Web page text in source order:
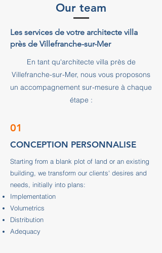
Our team
Les services de votre architecte villa
près de Villefranche-sur-Mer
En tant qu'architecte villa près de
Villefranche-sur-Mer, nous vous proposons
un accompagnement sur-mesure à chaque
étape :
01
CONCEPTION PERSONNALISE
Starting from a blank plot of land or an existing
building, we transform our clients' desires and
needs, initially into plans:
Implementation
Volumetrics
Distribution
Adequacy